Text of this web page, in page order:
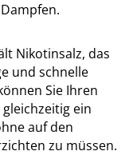
Nikotinsalz, das
und schnelle
Sie Ihren
ein
auf den
zu müssen.